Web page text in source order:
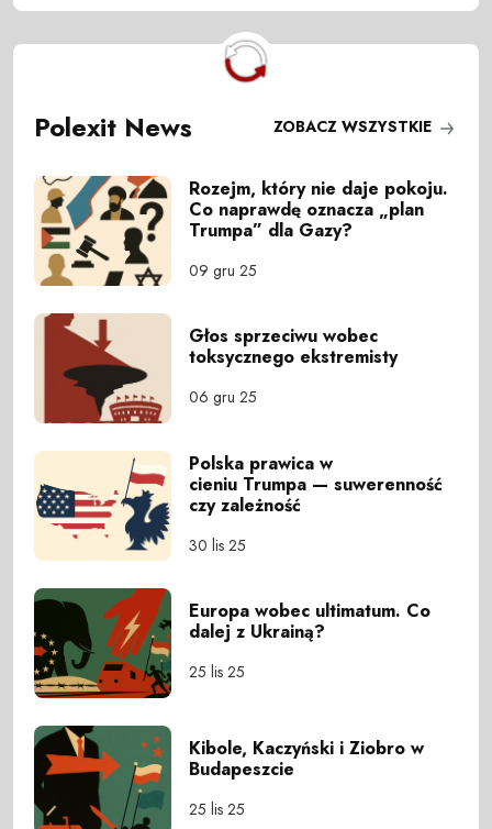
Polexit News ZOBACZ WSZYSTKIE
Rozejm, który nie daje pokoju.
Co naprawdę oznacza „plan
Trumpa” dla Gazy?
09 gru 25
Głos sprzeciwu wobec
toksycznego ekstremisty
06 gru 25
Polska prawica w
cieniu Trumpa — suwerenność
czy zależność
30 lis 25
Europa wobec ultimatum. Co
dalej z Ukrainą?
25 lis 25
Kibole, Kaczyński i Ziobro w
Budapeszcie
25 lis 25